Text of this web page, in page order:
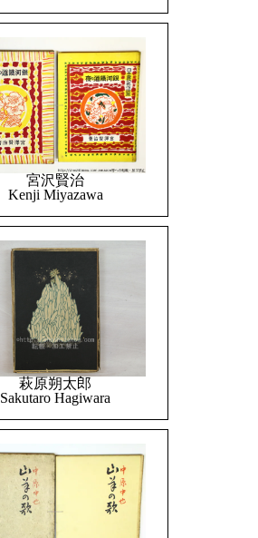
宮沢賢治
Kenji Miyazawa
萩原朔太郎
Sakutaro Hagiwara